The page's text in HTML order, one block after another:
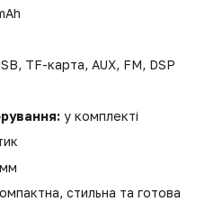
TF-карта, AUX, FM, DSP
у комплекті
стильна та готова